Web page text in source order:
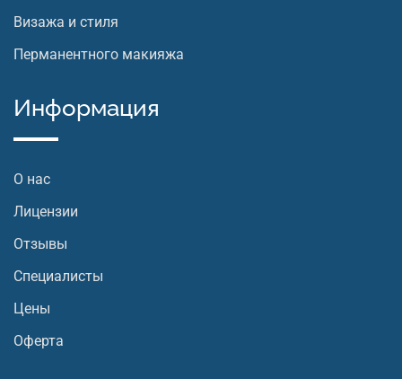
Визажа и стиля
Перманентного макияжа
Информация
О нас
Лицензии
Отзывы
Специалисты
Цены
Оферта